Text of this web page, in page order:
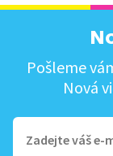
Pošleme
Nová